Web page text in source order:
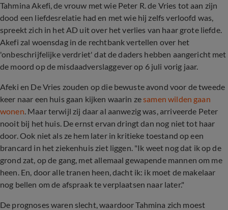
Tahmina Akefi, de vrouw met wie Peter R. de Vries tot aan zijn
dood een liefdesrelatie had en met wie hij zelfs verloofd was,
spreekt zich in het AD uit over het verlies van haar grote liefde.
Akefi zal woensdag in de rechtbank vertellen over het
'onbeschrijfelijke verdriet' dat de daders hebben aangericht met
de moord op de misdaadverslaggever op 6 juli vorig jaar.
Afeki en De Vries zouden op die bewuste avond voor de tweede
keer naar een huis gaan kijken waarin zesamen wilden gaan
wonen. Maar terwijl zij daar al aanwezig was, arriveerde Peter
nooit bij het huis. De ernst ervan dringt dan nog niet tot haar
door. Ook niet als ze hem later in kritieke toestand op een
brancard in het ziekenhuis ziet liggen. "Ik weet nog dat ik op de
grond zat, op de gang, met allemaal gewapende mannen om me
heen. En, door alle tranen heen, dacht ik: ik moet de makelaar
nog bellen om de afspraak te verplaatsen naar later."
De prognoses waren slecht, waardoor Tahmina zich moest